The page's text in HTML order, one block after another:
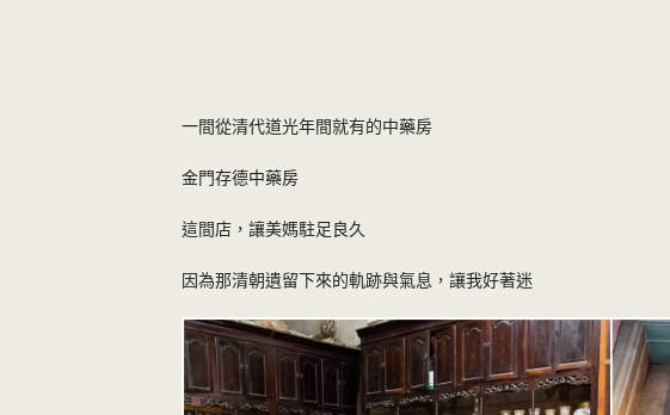
一間從清代道光年間就有的中藥房
金門存德中藥房
這間店，讓美媽駐足良久
因為那清朝遺留下來的軌跡與氣息，讓我好著迷